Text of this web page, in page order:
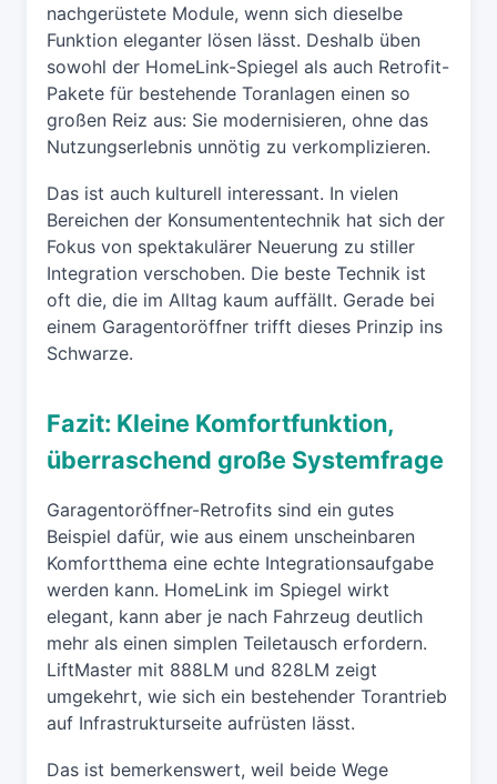
nachgerüstete Module, wenn sich dieselbe
Funktion eleganter lösen lässt. Deshalb üben
sowohl der HomeLink-Spiegel als auch Retrofit-
Pakete für bestehende Toranlagen einen so
großen Reiz aus: Sie modernisieren, ohne das
Nutzungserlebnis unnötig zu verkomplizieren.
Das ist auch kulturell interessant. In vielen
Bereichen der Konsumententechnik hat sich der
Fokus von spektakulärer Neuerung zu stiller
Integration verschoben. Die beste Technik ist
oft die, die im Alltag kaum auffällt. Gerade bei
einem Garagentoröffner trifft dieses Prinzip ins
Schwarze.
Fazit: Kleine Komfortfunktion,
überraschend große Systemfrage
Garagentoröffner-Retrofits sind ein gutes
Beispiel dafür, wie aus einem unscheinbaren
Komfortthema eine echte Integrationsaufgabe
werden kann. HomeLink im Spiegel wirkt
elegant, kann aber je nach Fahrzeug deutlich
mehr als einen simplen Teiletausch erfordern.
LiftMaster mit 888LM und 828LM zeigt
umgekehrt, wie sich ein bestehender Torantrieb
auf Infrastrukturseite aufrüsten lässt.
Das ist bemerkenswert, weil beide Wege